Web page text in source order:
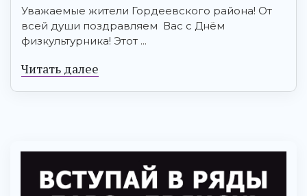
Уважаемые жители Гордеевского района! От
всей души поздравляем Вас с Днём
физкультурника! Этот ...
Читать далее